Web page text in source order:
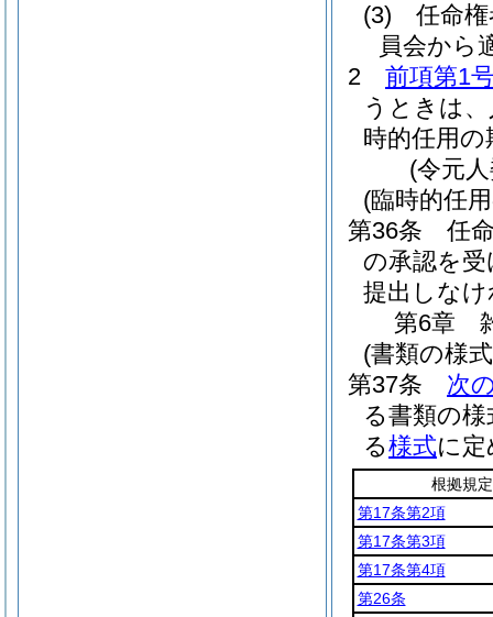
(3)
任命
員会から
2
前項第1
うときは
時的任用
(令元
(臨時的任
第36条
任
の承認を
提出しな
第6章
(書類の様
第37条
次
る書類の
る様式に
根拠規定
第17条第2項
第17条第3項
第17条第4項
第26条